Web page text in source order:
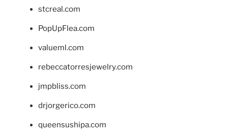
stcreal.com
PopUpFlea.com
valueml.com
rebeccatorresjewelry.com
jmpbliss.com
drjorgerico.com
queensushipa.com